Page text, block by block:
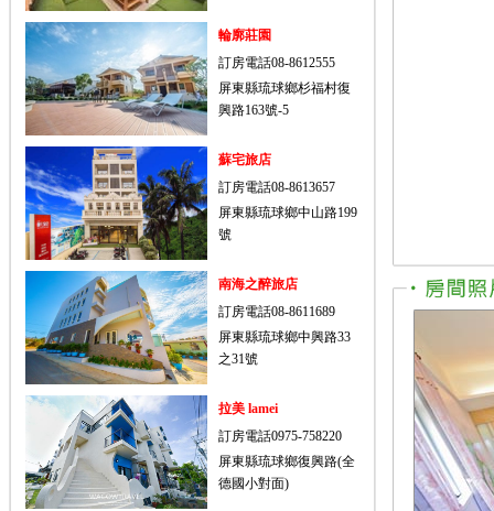
輪廓莊園
訂房電話08-8612555
屏東縣琉球鄉杉福村復
興路163號-5
蘇宅旅店
訂房電話08-8613657
屏東縣琉球鄉中山路199
號
南海之醉旅店
訂房電話08-8611689
屏東縣琉球鄉中興路33
之31號
拉美 lamei
訂房電話0975-758220
屏東縣琉球鄉復興路(全
德國小對面)